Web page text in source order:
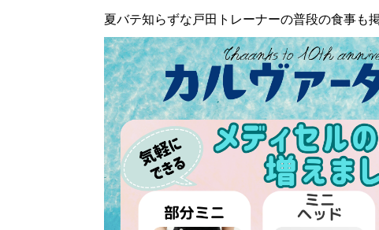
夏バテ知らずな戸田トレーナーの普段の食事も